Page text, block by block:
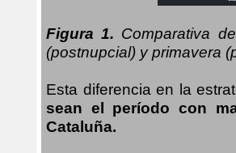
Figura 1. Comparativa
(postnupcial) y primavera
Esta diferencia en la
sean el período con
Cataluña.